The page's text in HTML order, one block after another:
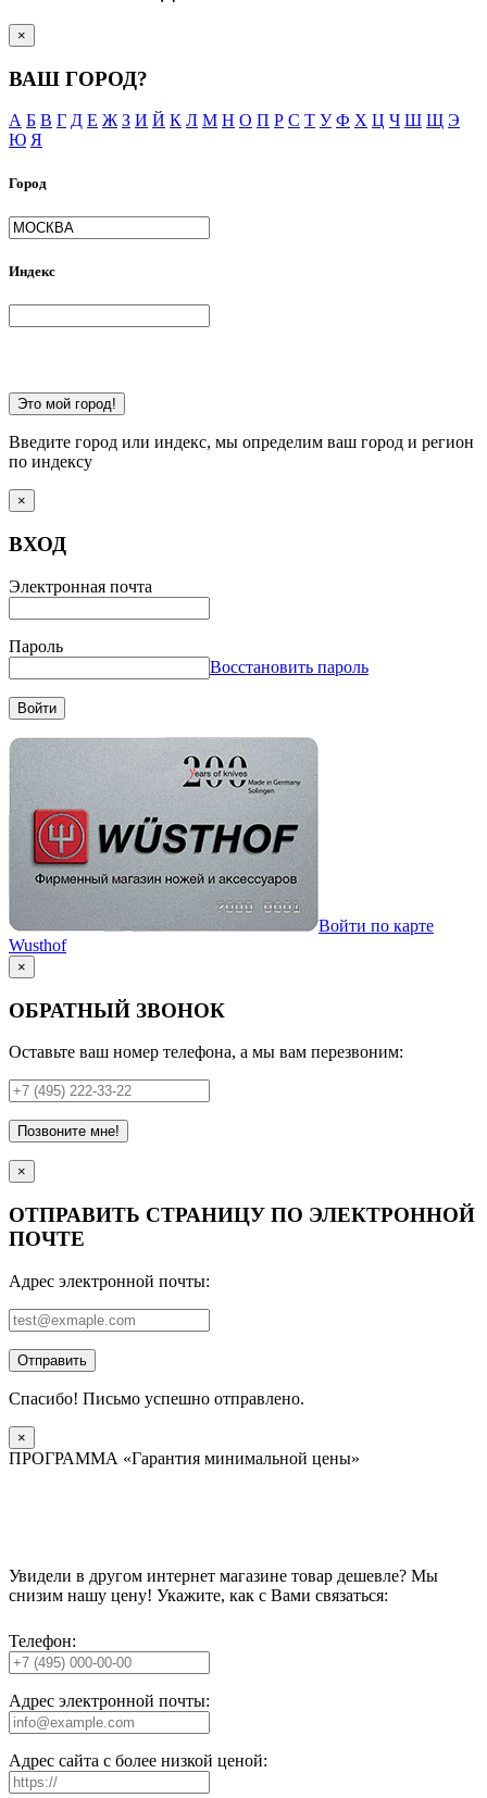
×
ВАШ ГОРОД?
А Б В Г Д Е Ж З И Й К Л М Н О П Р С Т У Ф Х Ц Ч Ш Щ Э
Ю Я
Город
Индекс
Это мой город!
Введите город или индекс, мы определим ваш город и регион
по индексу
×
ВХОД
Электронная почта
Пароль
Восстановить пароль
Войти
Войти по карте
Wusthof
×
ОБРАТНЫЙ ЗВОНОК
Оставьте ваш номер телефона, а мы вам перезвоним:
Позвоните мне!
×
ОТПРАВИТЬ СТРАНИЦУ ПО ЭЛЕКТРОННОЙ
ПОЧТЕ
Адрес электронной почты:
Отправить
Спасибо! Письмо успешно отправлено.
×
ПРОГРАММА «Гарантия минимальной цены»
Увидели в другом интернет магазине товар дешевле? Мы
снизим нашу цену! Укажите, как с Вами связаться:
Телефон:
Адрес электронной почты:
Адрес сайта с более низкой ценой: